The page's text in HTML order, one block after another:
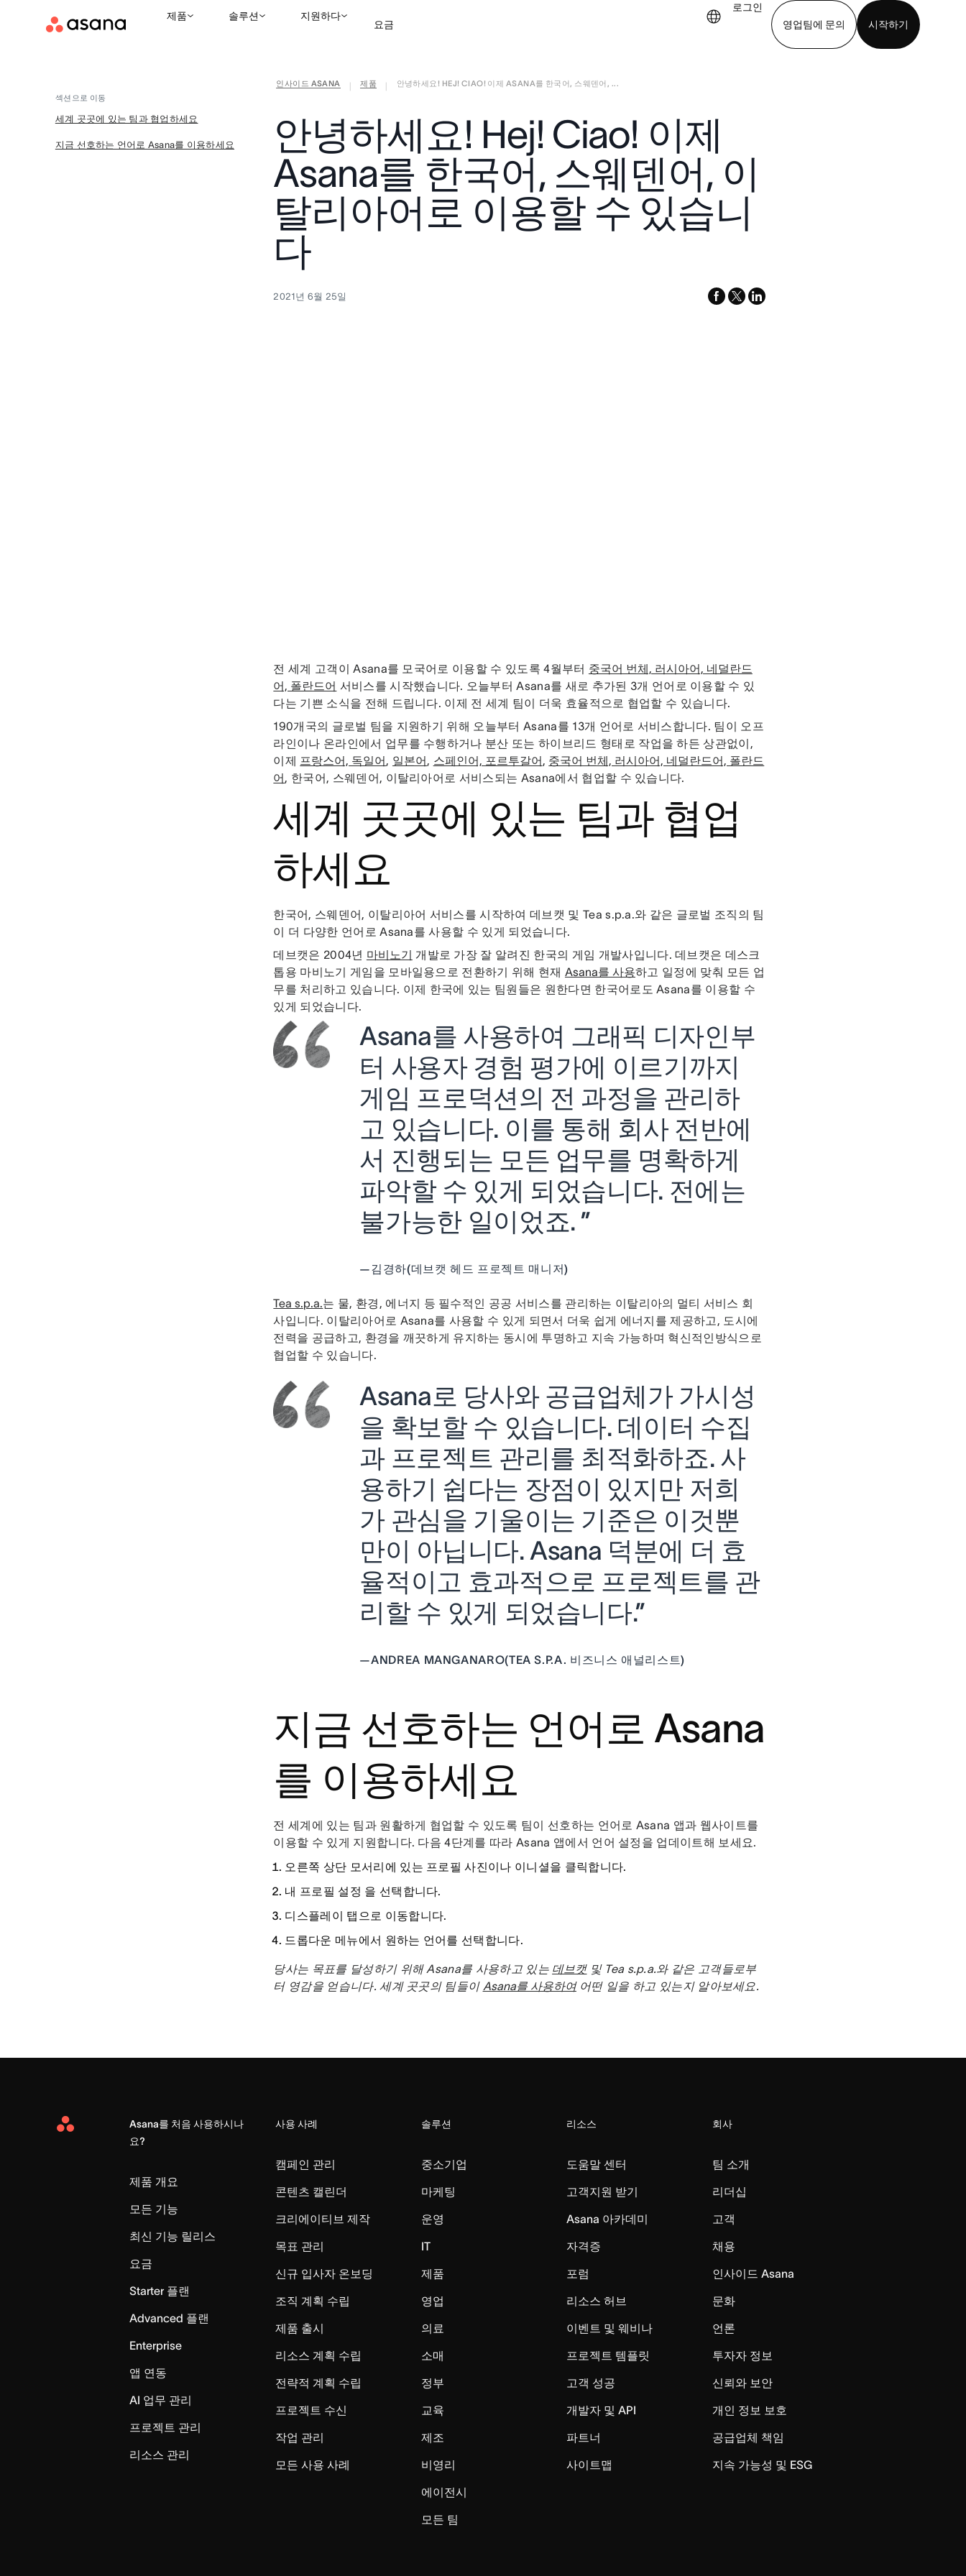
제품 솔루션 지원하다
요금
로그인
영업팀에 문의
시작하기
영업팀에 문의 데모 보기
인사이드 ASANA 제품
안녕하세요! HEJ! CIAO! 이제 ASANA를 한국어, 스웨덴어, ...
섹션으로 이동
세계 곳곳에 있는 팀과 협업하세요
지금 선호하는 언어로 Asana를 이용하세요
안녕하세요! Hej! Ciao! 이제
Asana를 한국어, 스웨덴어, 이
탈리아어로 이용할 수 있습니
다
2021년 6월 25일 facebook
x-
linkedin
전 세계 고객이 Asana를 모국어로 이용할 수 있도록 4월부터 중국어 번체, 러시아어, 네덜란드
어, 폴란드어 서비스를 시작했습니다. 오늘부터 Asana를 새로 추가된 3개 언어로 이용할 수 있
다는 기쁜 소식을 전해 드립니다. 이제 전 세계 팀이 더욱 효율적으로 협업할 수 있습니다.
190개국의 글로벌 팀을 지원하기 위해 오늘부터 Asana를 13개 언어로 서비스합니다. 팀이 오프
라인이나 온라인에서 업무를 수행하거나 분산 또는 하이브리드 형태로 작업을 하든 상관없이,
이제 프랑스어, 독일어 일본어 스페인어, 포르투갈어
중국어 번체, 러시아어, 네덜란드어, 폴란드
어
, 한국어, 스웨덴어, 이탈리아어로 서비스되는 Asana에서 협업할 수 있습니다.
세계 곳곳에 있는 팀과 협업
하세요
한국어, 스웨덴어, 이탈리아어 서비스를 시작하여 데브캣 및 Tea s.p.a.와 같은 글로벌 조직의 팀
이 더 다양한 언어로 Asana를 사용할 수 있게 되었습니다.
데브캣은 2004년 마비노기 개발로 가장 잘 알려진 한국의 게임 개발사입니다. 데브캣은 데스크
톱용 마비노기 게임을 모바일용으로 전환하기 위해 현재 Asana를 사용하고 일정에 맞춰 모든 업
무를 처리하고 있습니다. 이제 한국에 있는 팀원들은 원한다면 한국어로도 Asana를 이용할 수
있게 되었습니다.
Asana를 사용하여 그래픽 디자인부
터 사용자 경험 평가에 이르기까지
게임 프로덕션의 전 과정을 관리하
고 있습니다. 이를 통해 회사 전반에
서 진행되는 모든 업무를 명확하게
파악할 수 있게 되었습니다. 전에는
불가능한 일이었죠. ”
—김경하(데브캣 헤드 프로젝트 매니저)
Tea s.p.a. 는 물, 환경, 에너지 등 필수적인 공공 서비스를 관리하는 이탈리아의 멀티 서비스 회
사입니다. 이탈리아어로 Asana를 사용할 수 있게 되면서 더욱 쉽게 에너지를 제공하고, 도시에
전력을 공급하고, 환경을 깨끗하게 유지하는 동시에 투명하고 지속 가능하며 혁신적인방식으로
협업할 수 있습니다.
Asana로 당사와 공급업체가 가시성
을 확보할 수 있습니다. 데이터 수집
과 프로젝트 관리를 최적화하죠. 사
용하기 쉽다는 장점이 있지만 저희
가 관심을 기울이는 기준은 이것뿐
만이 아닙니다. Asana 덕분에 더 효
율적이고 효과적으로 프로젝트를 관
리할 수 있게 되었습니다.”
—ANDREA MANGANARO(TEA S.P.A. 비즈니스 애널리스트)
지금 선호하는 언어로 Asana
를 이용하세요
전 세계에 있는 팀과 원활하게 협업할 수 있도록 팀이 선호하는 언어로 Asana 앱과 웹사이트를
이용할 수 있게 지원합니다. 다음 4단계를 따라 Asana 앱에서 언어 설정을 업데이트해 보세요.
오른쪽 상단 모서리에 있는 프로필 사진이나 이니셜을 클릭합니다.
내 프로필 설정 을 선택합니다.
디스플레이 탭으로 이동합니다.
드롭다운 메뉴에서 원하는 언어를 선택합니다.
당사는 목표를 달성하기 위해 Asana를 사용하고 있는 데브캣및 Tea s.p.a.와 같은 고객들로부
터 영감을 얻습니다. 세계 곳곳의 팀들이 Asana를 사용하여어떤 일을 하고 있는지 알아보세요.
Asana
Asana를 처음 사용하시나
요?
제품 개요
모든 기능
최신 기능 릴리스
요금
Starter 플랜
Advanced 플랜
Enterprise
앱 연동
AI 업무 관리
프로젝트 관리
리소스 관리
사용 사례
캠페인 관리
콘텐츠 캘린더
크리에이티브 제작
목표 관리
신규 입사자 온보딩
조직 계획 수립
제품 출시
리소스 계획 수립
전략적 계획 수립
프로젝트 수신
작업 관리
모든 사용 사례
솔루션
중소기업
마케팅
운영
IT
제품
영업
의료
소매
정부
교육
제조
비영리
에이전시
모든 팀
리소스
도움말 센터
고객지원 받기
Asana 아카데미
자격증
포럼
리소스 허브
이벤트 및 웨비나
프로젝트 템플릿
고객 성공
개발자 및 API
파트너
사이트맵
회사
팀 소개
리더십
고객
채용
인사이드 Asana
문화
언론
투자자 정보
신뢰와 보안
개인 정보 보호
공급업체 책임
지속 가능성 및 ESG